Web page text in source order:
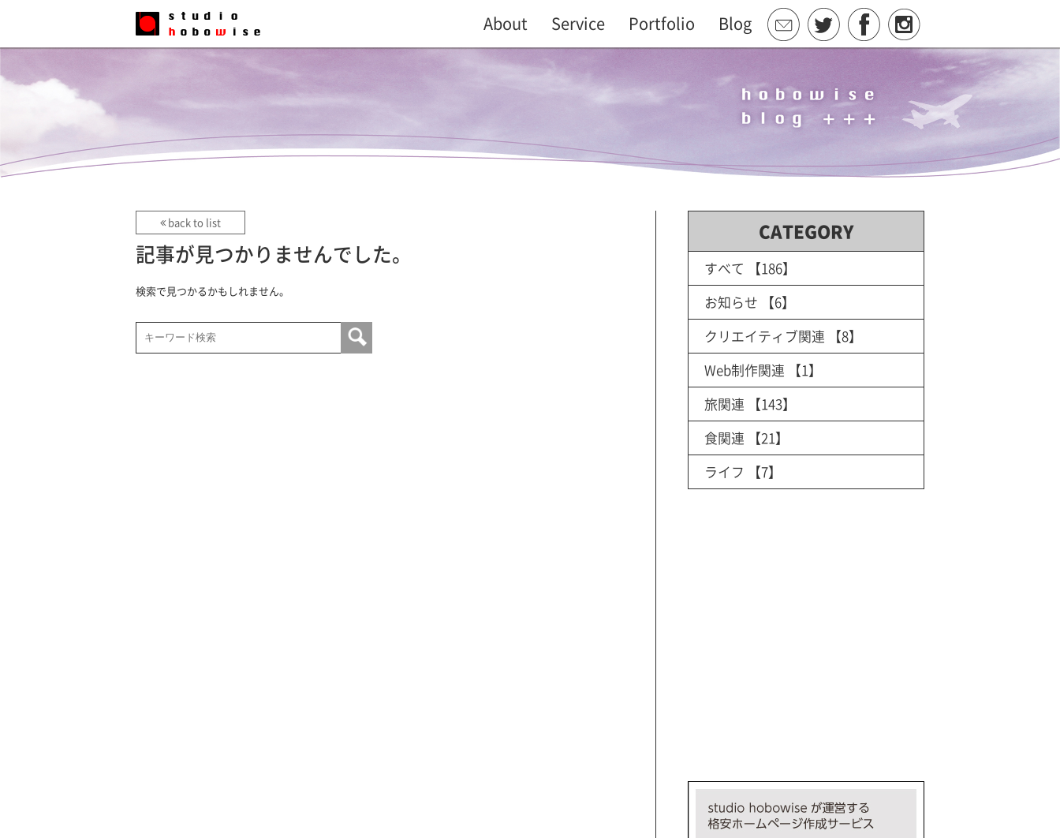
About Service Portfolio Blog
back to list
記事が見つかりませんでした。
検索で見つかるかもしれません。
CATEGORY
すべて 【186】
お知らせ 【6】
クリエイティブ関連 【8】
Web制作関連 【1】
旅関連 【143】
食関連 【21】
ライフ 【7】